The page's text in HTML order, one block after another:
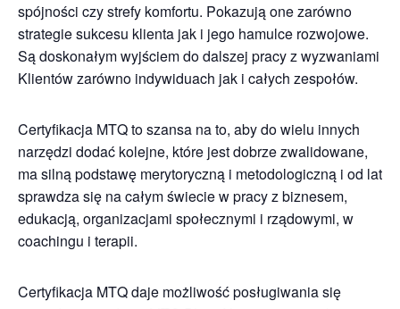
spójności czy strefy komfortu. Pokazują one zarówno
strategie sukcesu klienta jak i jego hamulce rozwojowe.
Są doskonałym wyjściem do dalszej pracy z wyzwaniami
Klientów zarówno indywiduach jak i całych zespołów.
Certyfikacja MTQ to szansa na to, aby do wielu innych
narzędzi dodać kolejne, które jest dobrze zwalidowane,
ma silną podstawę merytoryczną i metodologiczną i od lat
sprawdza się na całym świecie w pracy z biznesem,
edukacją, organizacjami społecznymi i rządowymi, w
coachingu i terapii.
Certyfikacja MTQ daje możliwość posługiwania się